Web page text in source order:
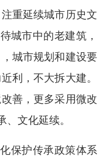
重延续城市历史文
城市中的老建筑，
城市规划和建设要
利，不大拆大建。
善，更多采用微改
、文化延续。
保护传承政策体系